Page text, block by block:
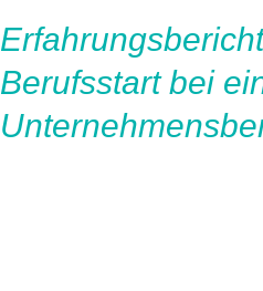
Berufsstart bei